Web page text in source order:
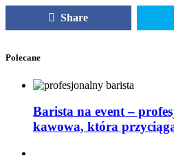
Share
Polecane
Barista na event –
kawowa, która